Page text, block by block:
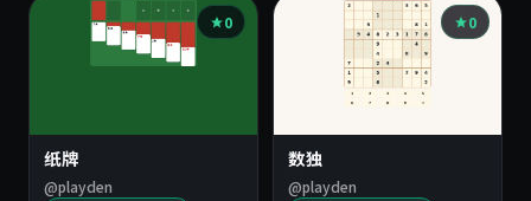
0
纸牌
@playden
0
数独
@playden